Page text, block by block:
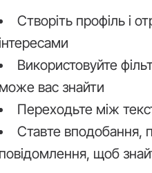
Створіть профіль і
Використовуйте
може вас знайти
Переходьте між
Ставте вподобання,
повідомлення, щоб